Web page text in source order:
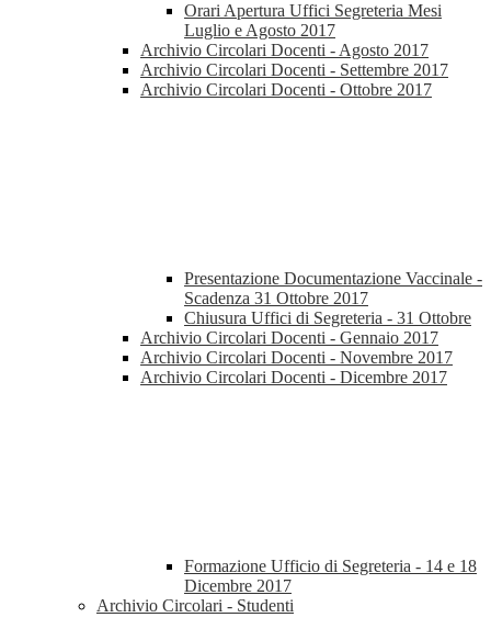
Orari Apertura Uffici Segreteria Mesi
Luglio e Agosto 2017
Archivio Circolari Docenti - Agosto 2017
Archivio Circolari Docenti - Settembre 2017
Archivio Circolari Docenti - Ottobre 2017
Presentazione Documentazione Vaccinale -
Scadenza 31 Ottobre 2017
Chiusura Uffici di Segreteria - 31 Ottobre
Archivio Circolari Docenti - Gennaio 2017
Archivio Circolari Docenti - Novembre 2017
Archivio Circolari Docenti - Dicembre 2017
Formazione Ufficio di Segreteria - 14 e 18
Dicembre 2017
Archivio Circolari - Studenti